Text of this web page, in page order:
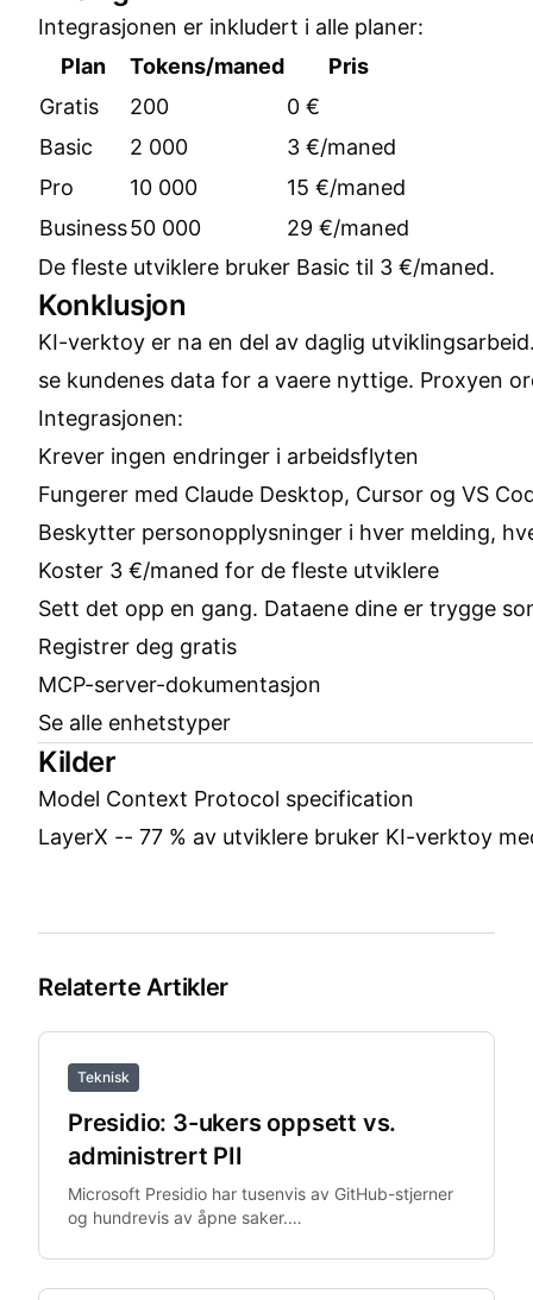
Integrasjonen er inkludert i alle planer:
Plan
Tokens/maned
Pris
Gratis
200
0 €
Basic
2 000
3 €/maned
Pro
10 000
15 €/maned
Business50 000
29 €/maned
De fleste utviklere bruker Basic til 3 €/maned.
Konklusjon
KI-verktoy er na en del av daglig
se kundenes data for a vaere nyttige. Proxyen
Integrasjonen:
Krever ingen endringer i arbeidsflyten
Fungerer med Claude Desktop, Cursor og VS
Beskytter personopplysninger i hver melding,
Koster 3 €/maned for de fleste utviklere
Sett det opp en gang. Dataene dine er trygge
Registrer deg gratis
MCP-server-dokumentasjon
Se alle enhetstyper
Kilder
Model Context Protocol specification
LayerX -- 77 % av utviklere bruker KI-verktoy
Relaterte Artikler
Teknisk
Presidio: 3-ukers oppsett vs.
administrert PII
Microsoft Presidio har tusenvis av GitHub-stjerner
og hundrevis av åpne saker.
integrasjonsomfang og Python-avhengigheter.